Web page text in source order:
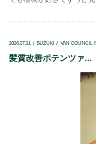
2026.07.31 SUZUKI VAN COUNCIL
髪質改善ポテンツァ...